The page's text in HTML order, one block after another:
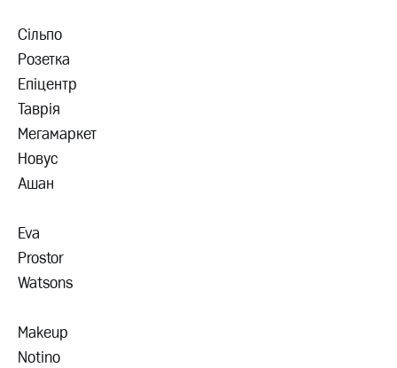
Сільпо
Розетка
Епіцентр
Таврія
Мегамаркет
Новус
Ашан
Eva
Prostor
Watsons
Makeup
Notino